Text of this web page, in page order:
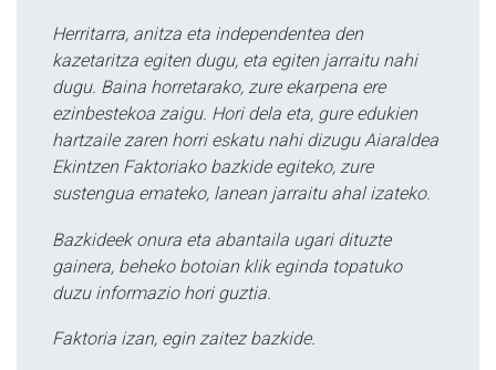
Herritarra, anitza eta independentea den
kazetaritza egiten dugu, eta egiten jarraitu nahi
dugu. Baina horretarako, zure ekarpena ere
ezinbestekoa zaigu. Hori dela eta, gure edukien
hartzaile zaren horri eskatu nahi dizugu Aiaraldea
Ekintzen Faktoriako bazkide egiteko, zure
sustengua emateko, lanean jarraitu ahal izateko.
Bazkideek onura eta abantaila ugari dituzte
gainera, beheko botoian klik eginda topatuko
duzu informazio hori guztia.
Faktoria izan, egin zaitez bazkide.